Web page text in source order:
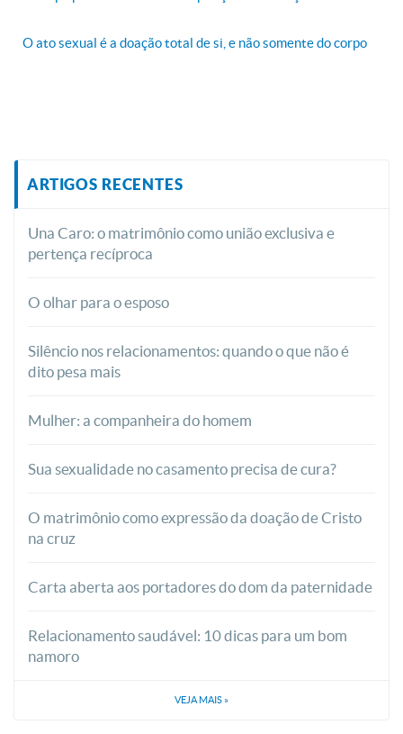
O ato sexual é a doação total de si, e não somente do corpo
ARTIGOS RECENTES
Una Caro: o matrimônio como união exclusiva e
pertença recíproca
O olhar para o esposo
Silêncio nos relacionamentos: quando o que não é
dito pesa mais
Mulher: a companheira do homem
Sua sexualidade no casamento precisa de cura?
O matrimônio como expressão da doação de Cristo
na cruz
Carta aberta aos portadores do dom da paternidade
Relacionamento saudável: 10 dicas para um bom
namoro
VEJA MAIS »